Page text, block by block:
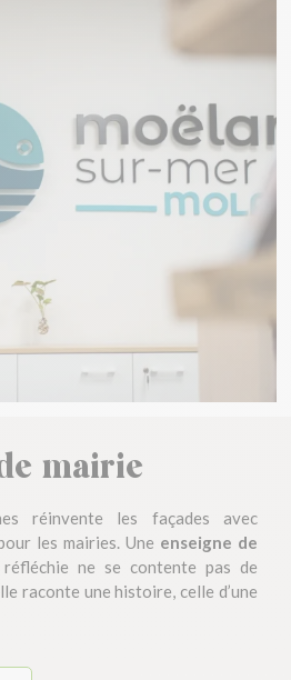
mairie
réinvente les façades avec
les mairies. Une enseigne de
ne se contente pas de
raconte une histoire, celle d’une